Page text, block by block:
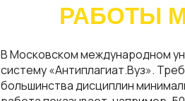
РАБОТЫ
В Московском международном
систему «Антиплагиат.Вуз».
большинства дисциплин